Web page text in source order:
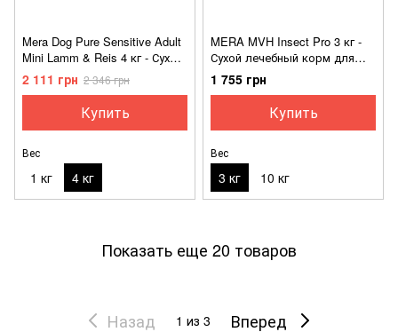
Mera Dog Pure Sensitive Adult
Mini Lamm & Reis 4 кг - Сухой
корм для взрослых собак
мелких пород с ягненком и
2 111 грн 2 346 грн
Купить
Вес
1 кг 4 кг
MERA MVH Insect Pro 3 кг -
Сухой лечебный корм для
взрослых собак с аллергией
и пищевой
непереносимостью
1 755 грн
Купить
Вес
3 кг 10 кг
Показать еще 20 товаров
Назад 1 из 3 Вперед